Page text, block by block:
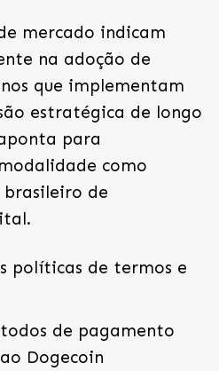
mercado indicam
na adoção de
que implementam
estratégica de longo
para
como
de
políticas de termos e
de pagamento
Dogecoin